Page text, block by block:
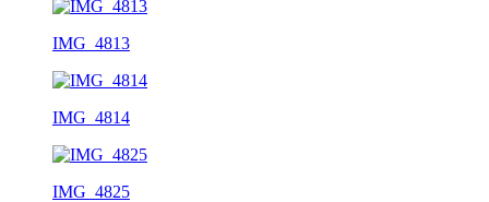
IMG_4813
IMG_4814
IMG_4825